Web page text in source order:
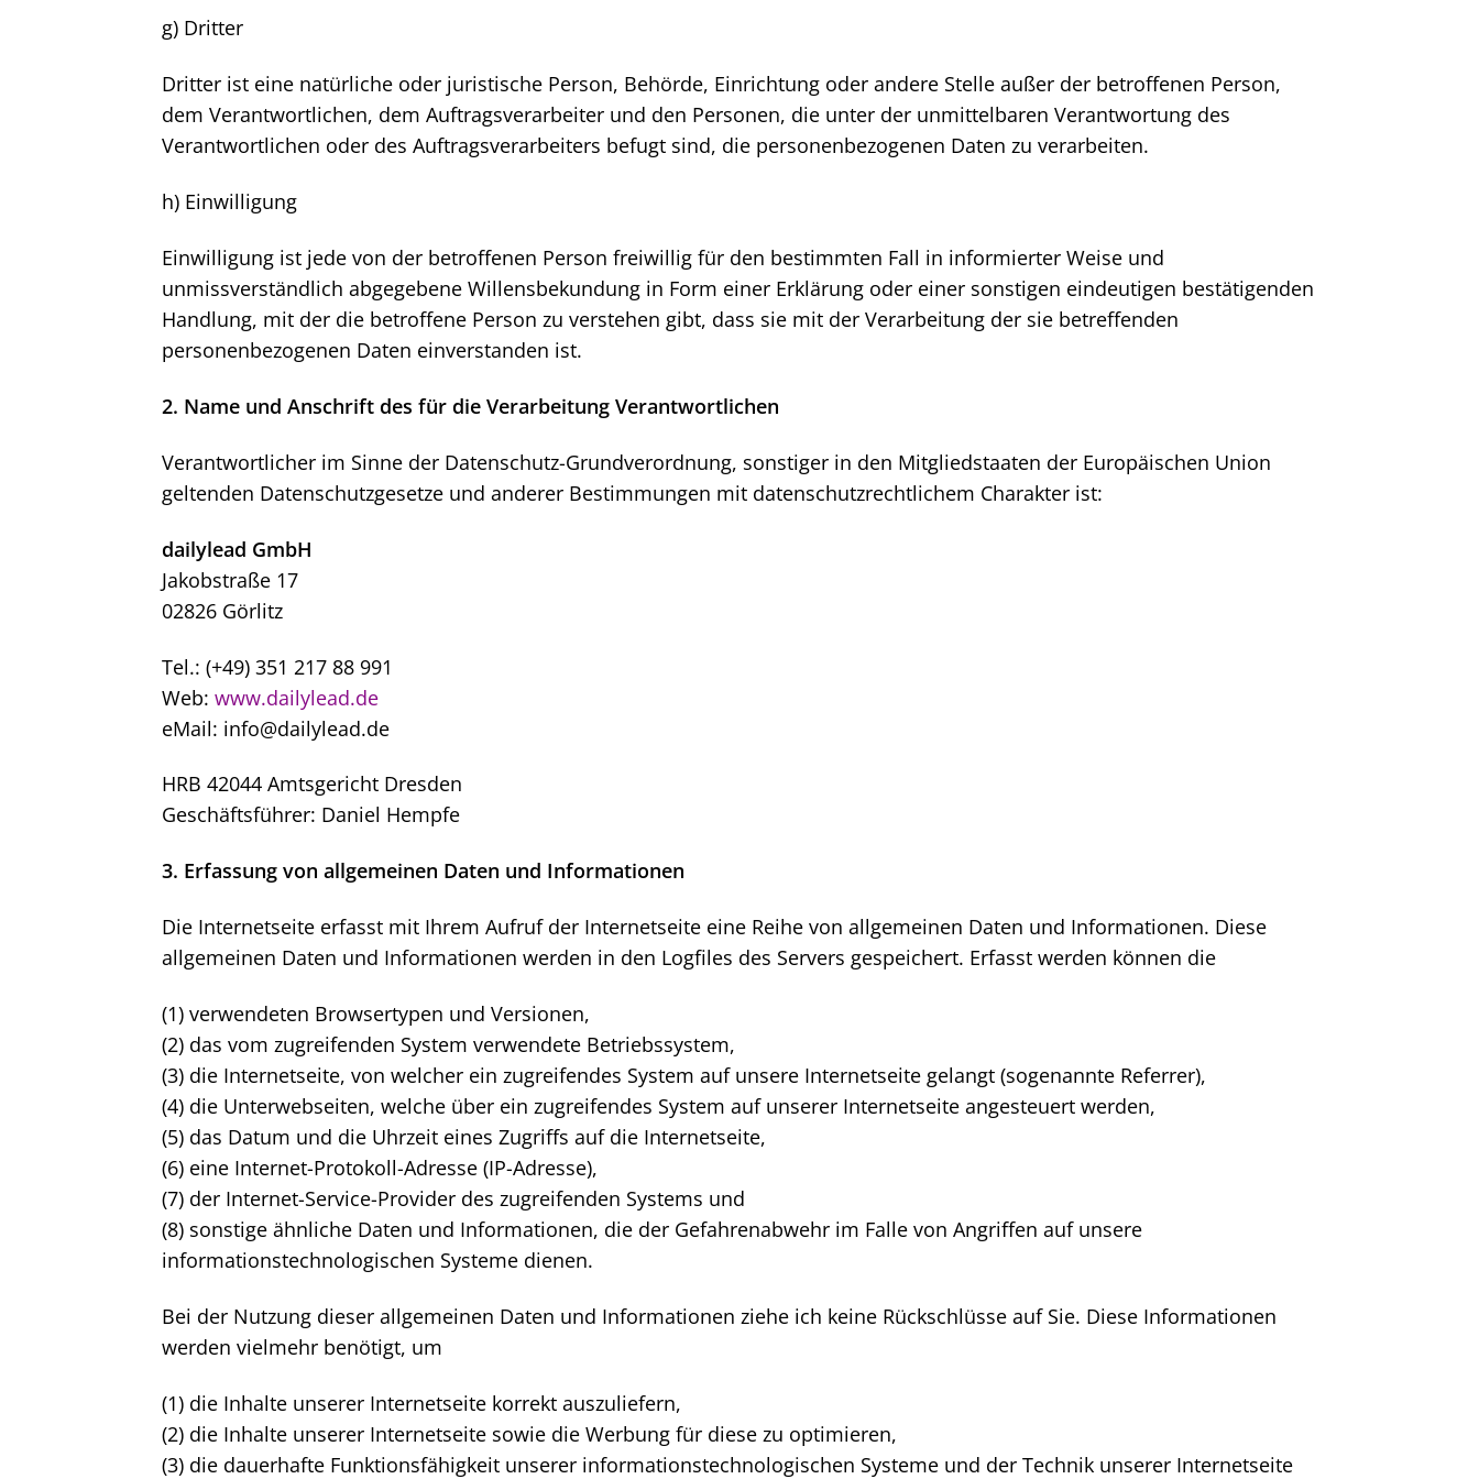
g) Dritter
Dritter ist eine natürliche oder juristische Person, Behörde, Einrichtung oder andere Stelle außer der betroffenen Person,
dem Verantwortlichen, dem Auftragsverarbeiter und den Personen, die unter der unmittelbaren Verantwortung des
Verantwortlichen oder des Auftragsverarbeiters befugt sind, die personenbezogenen Daten zu verarbeiten.
h) Einwilligung
Einwilligung ist jede von der betroffenen Person freiwillig für den bestimmten Fall in informierter Weise und
unmissverständlich abgegebene Willensbekundung in Form einer Erklärung oder einer sonstigen eindeutigen bestätigenden
Handlung, mit der die betroffene Person zu verstehen gibt, dass sie mit der Verarbeitung der sie betreffenden
personenbezogenen Daten einverstanden ist.
2. Name und Anschrift des für die Verarbeitung Verantwortlichen
Verantwortlicher im Sinne der Datenschutz-Grundverordnung, sonstiger in den Mitgliedstaaten der Europäischen Union
geltenden Datenschutzgesetze und anderer Bestimmungen mit datenschutzrechtlichem Charakter ist:
dailylead GmbH
Jakobstraße 17
02826 Görlitz
Tel.: (+49) 351 217 88 991
Web: www.dailylead.de
eMail: info@dailylead.de
HRB 42044 Amtsgericht Dresden
Geschäftsführer: Daniel Hempfe
3. Erfassung von allgemeinen Daten und Informationen
Die Internetseite erfasst mit Ihrem Aufruf der Internetseite eine Reihe von allgemeinen Daten und Informationen. Diese
allgemeinen Daten und Informationen werden in den Logfiles des Servers gespeichert. Erfasst werden können die
(1) verwendeten Browsertypen und Versionen,
(2) das vom zugreifenden System verwendete Betriebssystem,
(3) die Internetseite, von welcher ein zugreifendes System auf unsere Internetseite gelangt (sogenannte Referrer),
(4) die Unterwebseiten, welche über ein zugreifendes System auf unserer Internetseite angesteuert werden,
(5) das Datum und die Uhrzeit eines Zugriffs auf die Internetseite,
(6) eine Internet-Protokoll-Adresse (IP-Adresse),
(7) der Internet-Service-Provider des zugreifenden Systems und
(8) sonstige ähnliche Daten und Informationen, die der Gefahrenabwehr im Falle von Angriffen auf unsere
informationstechnologischen Systeme dienen.
Bei der Nutzung dieser allgemeinen Daten und Informationen ziehe ich keine Rückschlüsse auf Sie. Diese Informationen
werden vielmehr benötigt, um
(1) die Inhalte unserer Internetseite korrekt auszuliefern,
(2) die Inhalte unserer Internetseite sowie die Werbung für diese zu optimieren,
(3) die dauerhafte Funktionsfähigkeit unserer informationstechnologischen Systeme und der Technik unserer Internetseite